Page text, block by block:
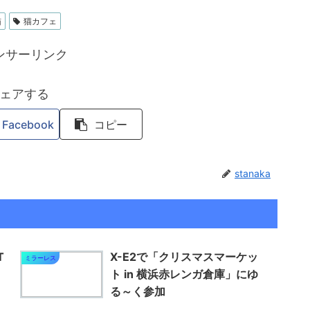
猫カフェ
サーリンク
アする
Facebook コピー
stanaka
ミラーレス
X-E2で「クリスマスマーケッ
ト in 横浜赤レンガ倉庫」にゆ
る～く参加